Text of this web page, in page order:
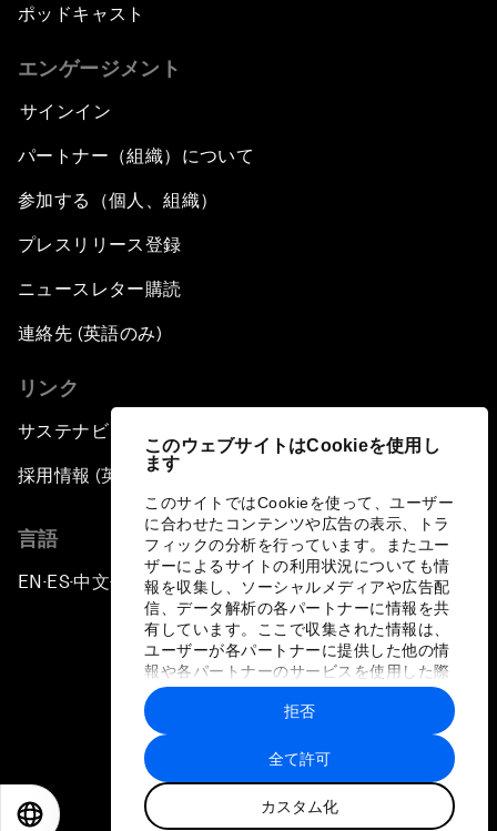
このウェブサイトはCookieを使用し
ます
このサイトではCookieを使って、ユーザー
に合わせたコンテンツや広告の表示、トラ
フィックの分析を行っています。またユー
ザーによるサイトの利用状況についても情
報を収集し、ソーシャルメディアや広告配
信、データ解析の各パートナーに情報を共
有しています。ここで収集された情報は、
ユーザーが各パートナーに提供した他の情
報や各パートナーのサービスを使用した際
に収集された情報と組み合わされ、各パー
トナーによって使用されることがありま
す。
全て許可
カスタム化
拒否
ポッドキャスト
エンゲージメント
サインイン
パートナー（組織）について
参加する（個人、組織）
プレスリリース登録
ニュースレター購読
連絡先 (英語のみ)
リンク
サステナビリティへの取り組み
採用情報 (英語のみ)
言語
EN ▪ES▪中文▪ 日本語
プライバシーポリシーと利用規約
サイトマップ
©
世界経済フォーラム